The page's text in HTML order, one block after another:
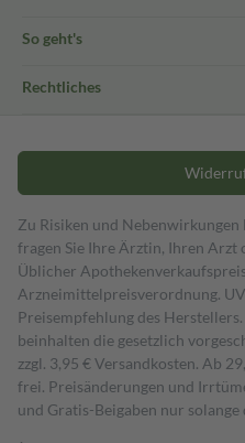
So geht's
Rechtliches
Zu Risiken und Nebenwirkungen
fragen Sie Ihre Ärztin, Ihren Arzt
Üblicher
Arzneimittelpreisverordnung.
Preisempfehlung des
beinhalten die gesetzlich
zzgl. 3,95 € Versandkosten. Ab
frei. Preisänderungen und
und Gratis-Beigaben nur